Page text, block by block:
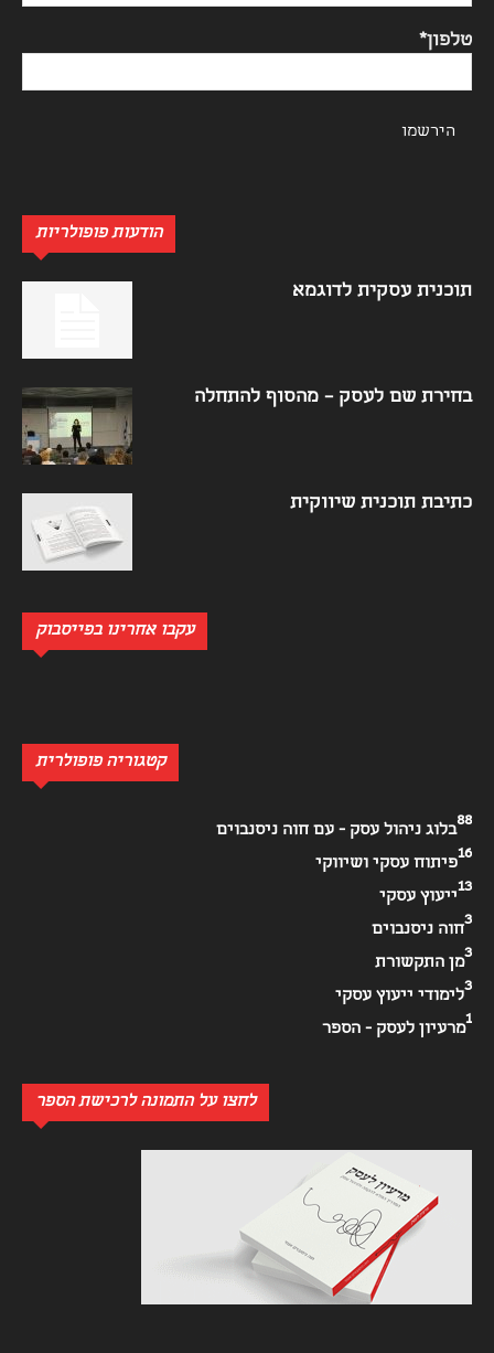
טלפון*
הודעות פופולריות
תוכנית עסקית לדוגמא
בחירת שם לעסק – מהסוף להתחלה
כתיבת תוכנית שיווקית
עקבו אחרינו בפייסבוק
קטגוריה פופולרית
בלוג ניהול עסק - עם חוה ניסנבוים
88
פיתוח עסקי ושיווקי
16
ייעוץ עסקי
13
חוה ניסנבוים
3
מן התקשורת
3
לימודי ייעוץ עסקי
3
מרעיון לעסק - הספר
1
לחצו על התמונה לרכישת הספר